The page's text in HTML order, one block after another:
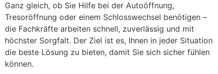
Ganz gleich, ob Sie Hilfe bei der Autoöffnung,
Tresoröffnung oder einem Schlosswechsel benötigen –
die Fachkräfte arbeiten schnell, zuverlässig und mit
höchster Sorgfalt. Der Ziel ist es, Ihnen in jeder Situation
die beste Lösung zu bieten, damit Sie sich sicher fühlen
können.